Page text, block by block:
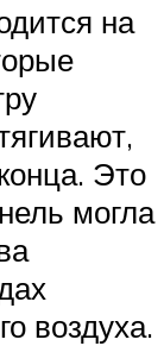
на
Это
могла
воздуха.